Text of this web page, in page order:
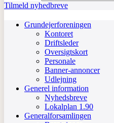
Tilmeld nyhedbreve
Grundejerforeningen
Kontoret
Driftsleder
Oversigtskort
Personale
Banner-annoncer
Udlejning
Generel information
Nyhedsbreve
Lokalplan 1.90
Generalforsamlingen